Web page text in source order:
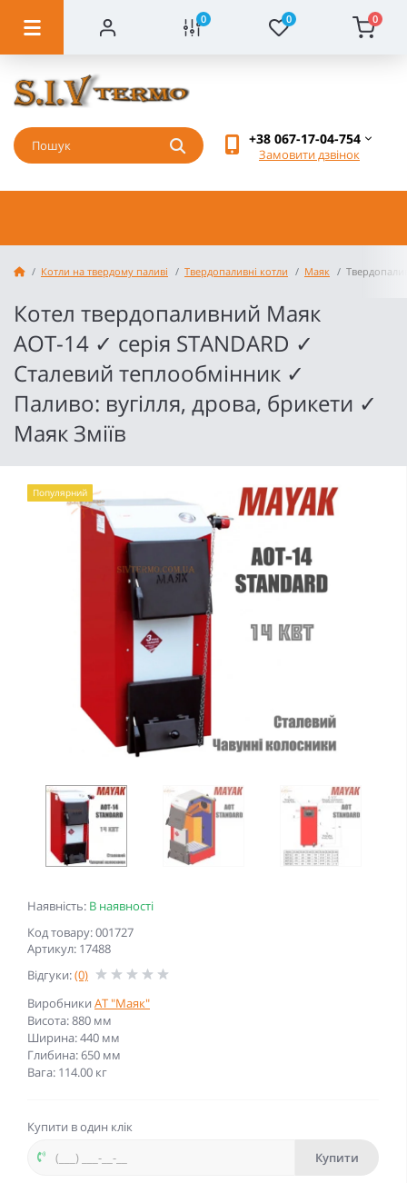
0 0 0
+38 067-17-04-754
Замовити дзвінок
Котли на твердому паливі Твердопаливні котли Маяк
Котел твердопаливний Маяк
АОТ-14 ✓ серія STANDARD ✓
Сталевий теплообмінник ✓
Паливо: вугілля, дрова, брикети ✓
Маяк Зміїв
Наявність: В наявності
Код товару: 001727
Артикул: 17488
Відгуки:(0)
Виробники АТ "Маяк"
Висота: 880 мм
Ширина: 440 мм
Глибина: 650 мм
Вага: 114.00 кг
Популярний
Купити в один клік
Купити